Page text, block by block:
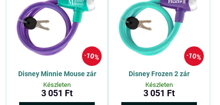
10%
Disney Minnie Mouse zár
Készleten
3 051 Ft
10%
Disney Frozen 2 zár
Készleten
3 051 Ft